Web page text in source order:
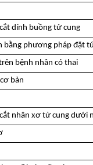
dính buồng tử cung
bằng phương pháp đặt
bệnh nhân có thai
bản
nhân xơ tử cung dưới